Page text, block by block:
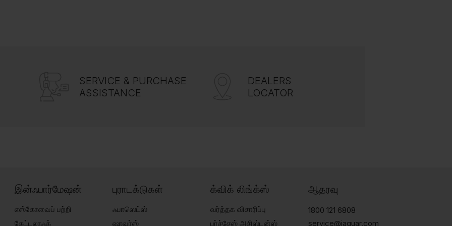
SERVICE & PURCHASE
ASSISTANCE
DEALERS
LOCATOR
இன்ஃபார்மேஷன்
எஸ்கோவைப் பற்றி
கேட்டலாஃக்
புராடக்டுகள்
ஃபாஸெட்ஸ்
ஷாவர்ஸ்
க்விக் லிங்க்ஸ்
வர்த்தக விசாரிப்பு
பர்ச்சேஸ் அசிஸ்டன்ஸ்
ஆதரவு
1800 121 6808
service@jaquar.com